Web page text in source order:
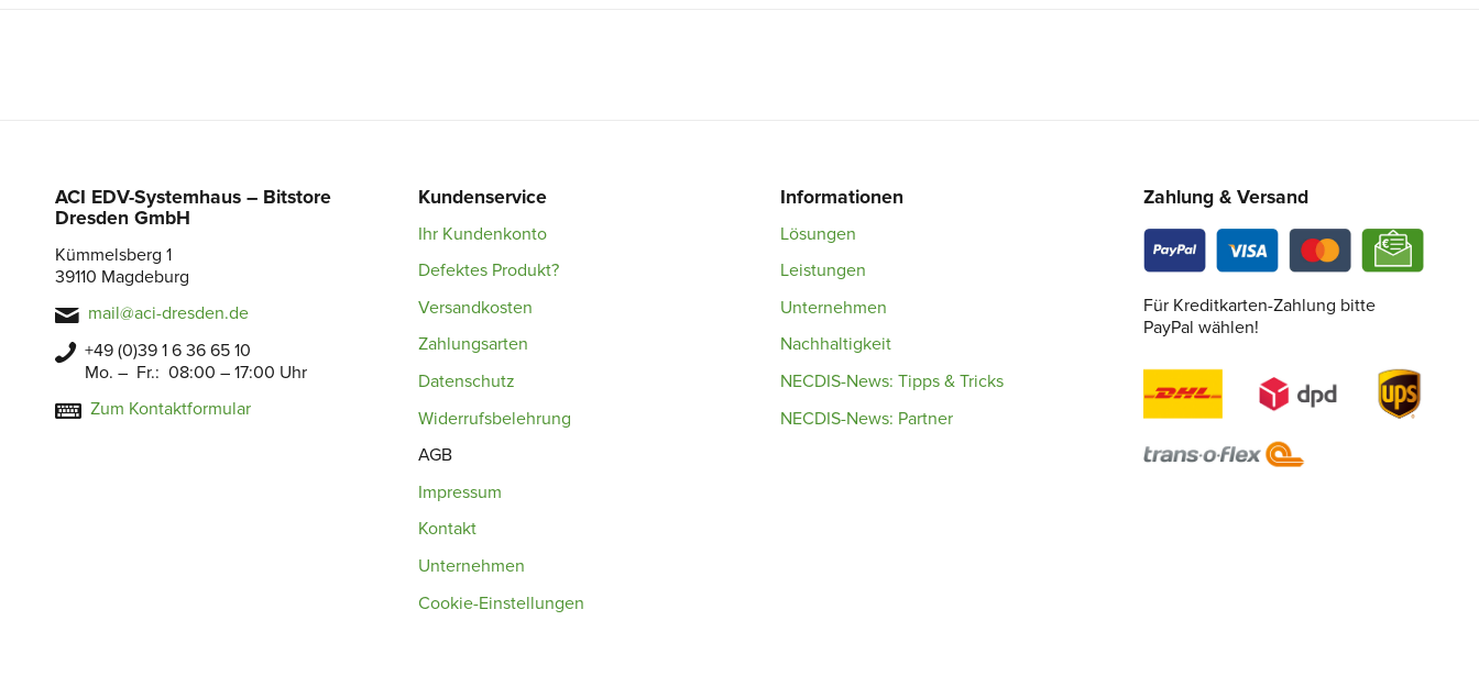
ACI EDV-Systemhaus – Bitstore
Dresden GmbH
Kümmelsberg 1
39110 Magdeburg
mail@aci-dresden.de
+49 (0)39 1 6 36 65 10
Mo. – Fr.: 08:00 – 17:00 Uhr
Zum Kontaktformular
Kundenservice
Ihr Kundenkonto
Defektes Produkt?
Versandkosten
Zahlungsarten
Datenschutz
Widerrufsbelehrung
AGB
Impressum
Kontakt
Unternehmen
Cookie-Einstellungen
Informationen
Lösungen
Leistungen
Unternehmen
Nachhaltigkeit
NECDIS-News: Tipps & Tricks
NECDIS-News: Partner
Zahlung & Versand
Für Kreditkarten-Zahlung bitte
PayPal wählen!